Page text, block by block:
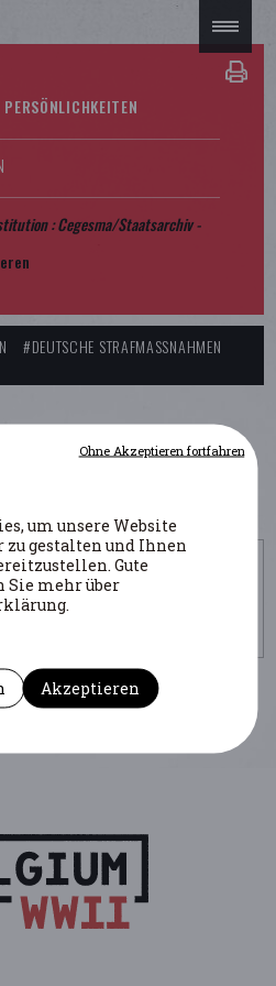
PERSÖNLICHKEITEN
: Cegesma/Staatsarchiv -
#DEUTSCHE STRAFMASSNAHMEN
Cegesma/Staatsarchiv - UGent)
belgien-im-
um unsere Website
gestalten und Ihnen
Gute
Sie mehr über
Akzeptieren
Ohne Akzeptieren fortfahren